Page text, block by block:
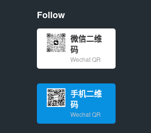
Follow
微信二维
码
Wechat QR
手机二维
码
Wechat QR